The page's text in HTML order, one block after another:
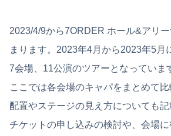
2023/4/9から7ORDER ホール&アリ
まります。2023年4月から2023年5月
7会場、11公演のツアーとなっていま
ここでは各会場のキャパをまとめて
配置やステージの見え方についても記
チケットの申し込みの検討や、会場